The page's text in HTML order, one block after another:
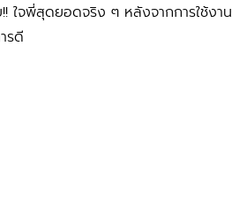
ใจพี่สุดยอดจริง ๆ หลังจากการใช้งา
รดี